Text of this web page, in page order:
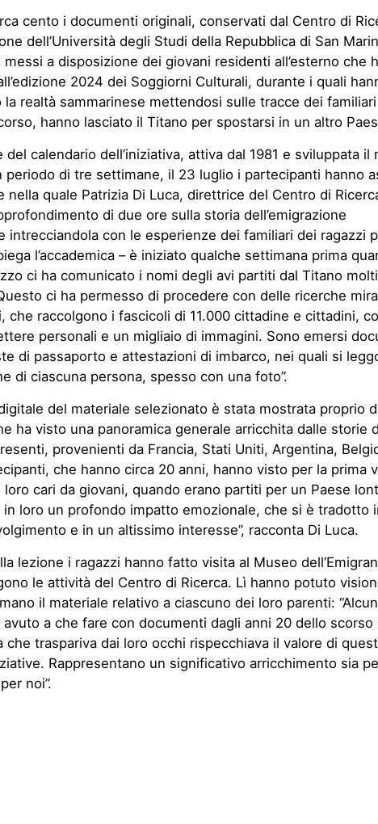
cento i documenti originali, conservati dal Centro di
dell’Università degli Studi della Repubblica di San
a disposizione dei giovani residenti all’esterno che
2024 dei Soggiorni Culturali, durante i quali
realtà sammarinese mettendosi sulle tracce dei
hanno lasciato il Titano per spostarsi in un altro
del calendario dell’iniziativa, attiva dal 1981 e sviluppata il
periodo di tre settimane, il 23 luglio i partecipanti hanno
nella quale Patrizia Di Luca, direttrice del Centro di
di due ore sulla storia dell’emigrazione
intrecciandola con le esperienze dei familiari dei ragazzi
l’accademica – è iniziato qualche settimana prima
ci ha comunicato i nomi degli avi partiti dal Titano molti
ci ha permesso di procedere con delle ricerche
che raccolgono i fascicoli di 11.000 cittadine e cittadini,
personali e un migliaio di immagini. Sono emersi
di passaporto e attestazioni di imbarco, nei quali si
di ciascuna persona, spesso con una foto”.
del materiale selezionato è stata mostrata proprio
ha visto una panoramica generale arricchita dalle storie
provenienti da Francia, Stati Uniti, Argentina,
che hanno circa 20 anni, hanno visto per la prima
loro cari da giovani, quando erano partiti per un Paese
in loro un profondo impatto emozionale, che si è tradotto
e in un altissimo interesse”, racconta Di Luca.
lezione i ragazzi hanno fatto visita al Museo
le attività del Centro di Ricerca. Lì hanno potuto
il materiale relativo a ciascuno dei loro parenti:
avuto a che fare con documenti dagli anni 20 dello scorso
che traspariva dai loro occhi rispecchiava il valore di
Rappresentano un significativo arricchimento sia
noi”.